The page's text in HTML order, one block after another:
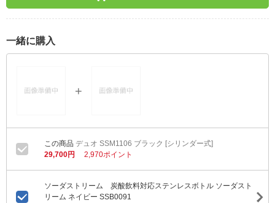
一緒に購入
デュオ SSM1106 ブラック [シリンダー式]
29,700円
2,970ポイント
ソーダストリーム 炭酸飲料対応ステンレスボトル ソーダスト
リーム ネイビー SSB0091